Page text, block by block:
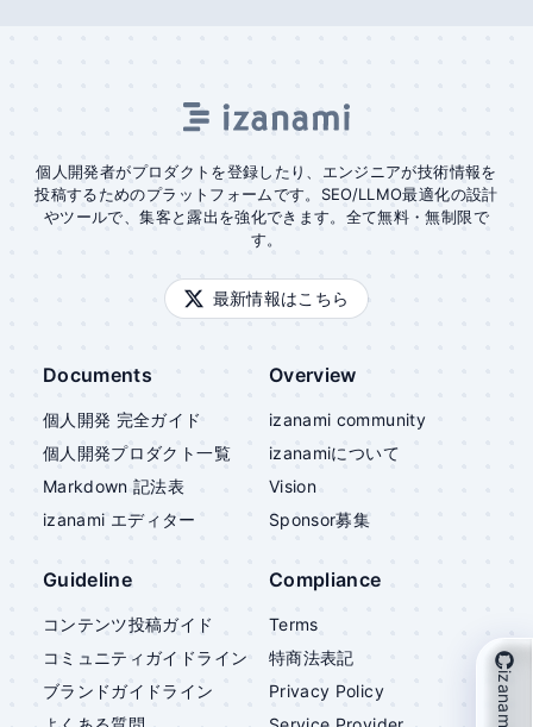
個人開発者がプロダクトを登録したり、エンジニアが技術情報を
投稿するためのプラットフォームです。SEO/LLMO最適化の設計
やツールで、集客と露出を強化できます。全て無料・無制限で
す。
最新情報はこちら
Documents
個人開発 完全ガイド
個人開発プロダクト一覧
Markdown 記法表
izanami エディター
Overview
izanami community
izanamiについて
Vision
Sponsor募集
Guideline
コンテンツ投稿ガイド
コミュニティガイドライン
ブランドガイドライン
Compliance
Terms
特商法表記
Privacy Policy